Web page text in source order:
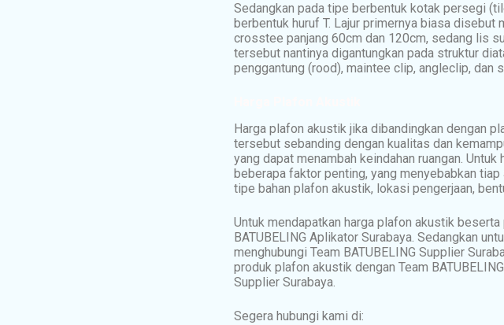
Sedangkan pada tipe berbentuk kotak persegi
berbentuk huruf T. Lajur primernya biasa
crosstee panjang 60cm dan 120cm, sedang lis
tersebut nantinya digantungkan pada struktur
penggantung (rood), maintee clip, angleclip, dan
Harga plafon akustik jika dibandingkan dengan
tersebut sebanding dengan kualitas dan
yang dapat menambah keindahan ruangan.
beberapa faktor penting, yang menyebabkan
tipe bahan plafon akustik, lokasi pengerjaan,
Untuk mendapatkan harga plafon akustik
BATUBELING Aplikator Surabaya. Sedangkan
menghubungi Team BATUBELING Supplier
produk plafon akustik dengan Team
Supplier Surabaya.
Segera hubungi kami di: